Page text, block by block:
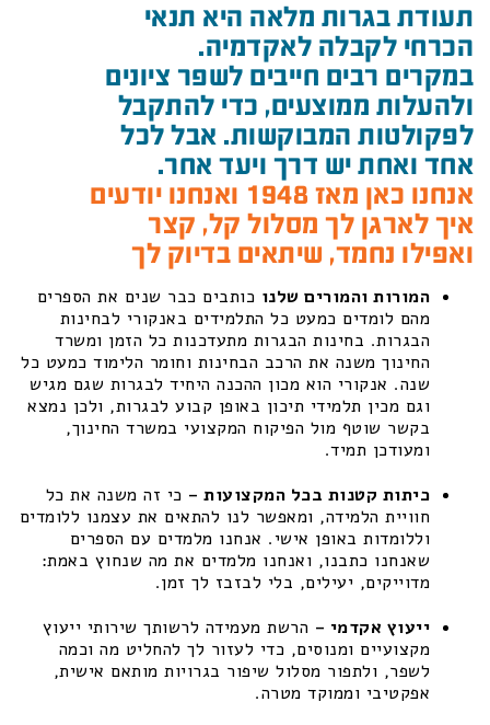
תעודת בגרות מלאה היא תנאי
הכרחי לקבלה לאקדמיה.
במקרים רבים חייבים לשפר ציונים
ולהעלות ממוצעים, כדי להתקבל
לפקולטות המבוקשות. אבל לכל
אחד ואחת יש דרך ויעד אחר.
אנחנו כאן מאז 1948 ואנחנו יודעים
איך לארגן לך מסלול קל, קצר
ואפילו נחמד, שיתאים בדיוק לך
המורות והמורים שלנו כותבים כבר שנים את הספרים
מהם לומדים כמעט כל התלמידים באנקורי לבחינות
הבגרות. בחינות הבגרות מתעדכנות כל הזמן ומשרד
החינוך משנה את הרכב הבחינות וחומר הלימוד כמעט כל
שנה. אנקורי הוא מכון ההכנה היחיד לבגרות שגם מגיש
וגם מכין תלמידי תיכון באופן קבוע לבגרות, ולכן נמצא
בקשר שוטף מול הפיקוח המקצועי במשרד החינוך,
ומעודכן תמיד.
כיתות קטנות בכל המקצועות – כי זה משנה את כל
חוויית הלמידה, ומאפשר לנו להתאים את עצמנו ללומדים
וללומדות באופן אישי. אנחנו מלמדים עם הספרים
שאנחנו כתבנו, ואנחנו מלמדים את מה שנחוץ באמת:
מדוייקים, יעילים, בלי לבזבז לך זמן.
ייעוץ אקדמי – הרשת מעמידה לרשותך שירותי ייעוץ
מקצועיים ומנוסים, כדי לעזור לך להחליט מה וכמה
לשפר, ולתפור מסלול שיפור בגרויות מותאם אישית,
אפקטיבי וממוקד מטרה.